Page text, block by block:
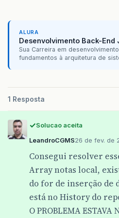
ALURA
Desenvolvimento Back-End
Sua Carreira em
fundamentos à arquitetura de
1 Resposta
Solucao aceita
LeandroCGMS26 de fev. de
Consegui resolver
Array notas local,
do for de inserção de
está no History do
O PROBLEMA